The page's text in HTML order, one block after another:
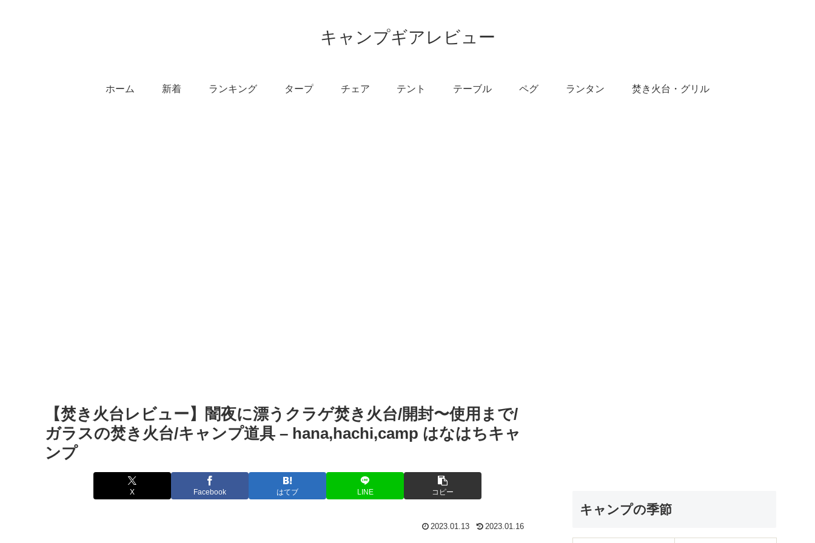
キャンプギアレビュー
ホーム 新着 ランキング タープ チェア テント テーブル ペグ ランタン 焚き火台・グリル
【焚き火台レビュー】闇夜に漂うクラゲ焚き火台/開封〜使用まで/
ガラスの焚き火台/キャンプ道具 – hana,hachi,camp はなはちキャ
ンプ
X Facebook はてブ LINE コピー
2023.01.13 2023.01.16
キャンプの季節